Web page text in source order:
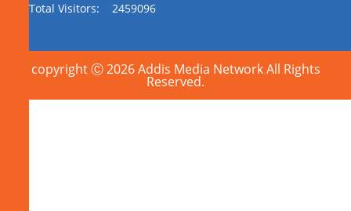
Total Visitors: 2459096
copyright Ⓒ 2026 Addis Media Network All Rights
Reserved.